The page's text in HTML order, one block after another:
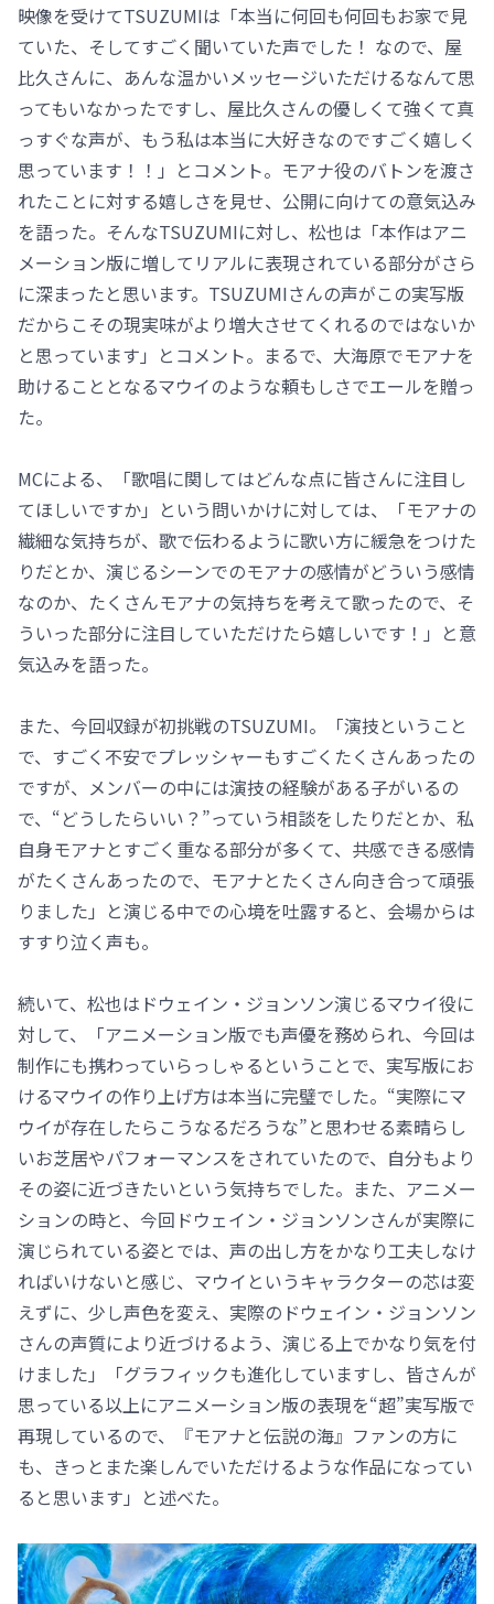
映像を受けてTSUZUMIは「本当に何回も何回もお家で見
ていた、そしてすごく聞いていた声でした！ なので、屋
比久さんに、あんな温かいメッセージいただけるなんて思
ってもいなかったですし、屋比久さんの優しくて強くて真
っすぐな声が、もう私は本当に大好きなのですごく嬉しく
思っています！！」とコメント。モアナ役のバトンを渡さ
れたことに対する嬉しさを見せ、公開に向けての意気込み
を語った。そんなTSUZUMIに対し、松也は「本作はアニ
メーション版に増してリアルに表現されている部分がさら
に深まったと思います。TSUZUMIさんの声がこの実写版
だからこその現実味がより増大させてくれるのではないか
と思っています」とコメント。まるで、大海原でモアナを
助けることとなるマウイのような頼もしさでエールを贈っ
た。
MCによる、「歌唱に関してはどんな点に皆さんに注目し
てほしいですか」という問いかけに対しては、「モアナの
繊細な気持ちが、歌で伝わるように歌い方に緩急をつけた
りだとか、演じるシーンでのモアナの感情がどういう感情
なのか、たくさんモアナの気持ちを考えて歌ったので、そ
ういった部分に注目していただけたら嬉しいです！」と意
気込みを語った。
また、今回収録が初挑戦のTSUZUMI。「演技ということ
で、すごく不安でプレッシャーもすごくたくさんあったの
ですが、メンバーの中には演技の経験がある子がいるの
で、“どうしたらいい？”っていう相談をしたりだとか、私
自身モアナとすごく重なる部分が多くて、共感できる感情
がたくさんあったので、モアナとたくさん向き合って頑張
りました」と演じる中での心境を吐露すると、会場からは
すすり泣く声も。
続いて、松也はドウェイン・ジョンソン演じるマウイ役に
対して、「アニメーション版でも声優を務められ、今回は
制作にも携わっていらっしゃるということで、実写版にお
けるマウイの作り上げ方は本当に完璧でした。“実際にマ
ウイが存在したらこうなるだろうな”と思わせる素晴らし
いお芝居やパフォーマンスをされていたので、自分もより
その姿に近づきたいという気持ちでした。また、アニメー
ションの時と、今回ドウェイン・ジョンソンさんが実際に
演じられている姿とでは、声の出し方をかなり工夫しなけ
ればいけないと感じ、マウイというキャラクターの芯は変
えずに、少し声色を変え、実際のドウェイン・ジョンソン
さんの声質により近づけるよう、演じる上でかなり気を付
けました」「グラフィックも進化していますし、皆さんが
思っている以上にアニメーション版の表現を“超”実写版で
再現しているので、『モアナと伝説の海』ファンの方に
も、きっとまた楽しんでいただけるような作品になってい
ると思います」と述べた。